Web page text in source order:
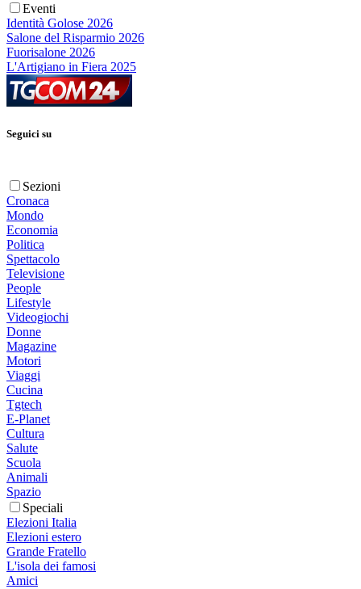
Eventi
Identità Golose 2026
Salone del Risparmio 2026
Fuorisalone 2026
L'Artigiano in Fiera 2025
Seguici su
Sezioni
Cronaca
Mondo
Economia
Politica
Spettacolo
Televisione
People
Lifestyle
Videogiochi
Donne
Magazine
Motori
Viaggi
Cucina
Tgtech
E-Planet
Cultura
Salute
Scuola
Animali
Spazio
Speciali
Elezioni Italia
Elezioni estero
Grande Fratello
L'isola dei famosi
Amici